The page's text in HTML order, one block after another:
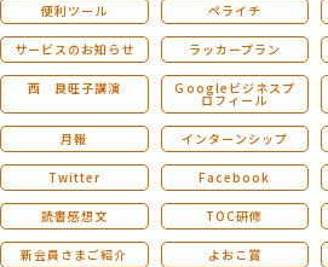
便利ツール ペライチ
サービスのお知らせ ラッカープラン
西 良旺子講演 Ｇoogleビジネスプ
ロフィール
月報 インターンシップ
Twitter Facebook
読書感想文 TOC研修
新会員さまご紹介 よおこ賞